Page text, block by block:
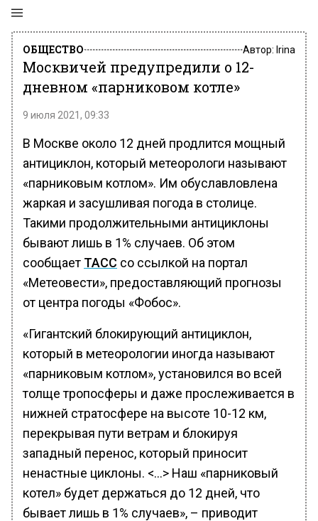
ОБЩЕСТВО Автор: Irina
Москвичей предупредили о 12-
дневном «парниковом котле»
9 июля 2021, 09:33
В Москве около 12 дней продлится мощный
антициклон, который метеорологи называют
«парниковым котлом». Им обуславловлена
жаркая и засушливая погода в столице.
Такими продолжительными антициклоны
бывают лишь в 1% случаев. Об этом
сообщает ТАСС со ссылкой на портал
«Метеовести», предоставляющий прогнозы
от центра погоды «Фобос».
«Гигантский блокирующий антициклон,
который в метеорологии иногда называют
«парниковым котлом», установился во всей
толще тропосферы и даже прослеживается в
нижней стратосфере на высоте 10-12 км,
перекрывая пути ветрам и блокируя
западный перенос, который приносит
ненастные циклоны. <…> Наш «парниковый
котел» будет держаться до 12 дней, что
бывает лишь в 1% случаев», – приводит